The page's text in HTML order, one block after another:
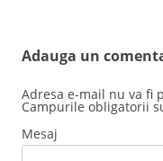
Adauga un
Adresa e-mail nu va fi
Campurile obligatorii
Mesaj